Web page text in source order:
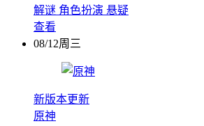
解谜 角色扮演 悬疑
查看
08/12周三
新版本更新
原神